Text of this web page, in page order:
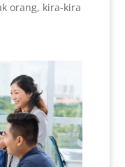
orang, kira-kira